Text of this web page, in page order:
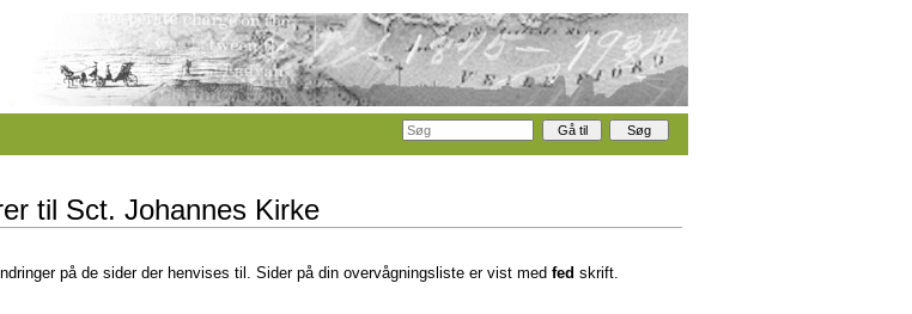
til Sct. Johannes Kirke
på de sider der henvises til. Sider på din overvågningsliste er vist med fed skrift.